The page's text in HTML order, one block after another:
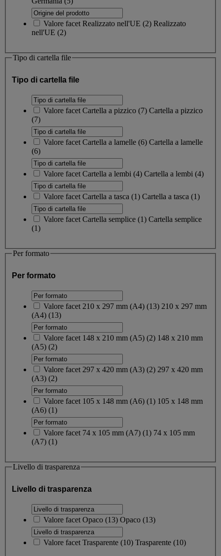
Valore facet Realizzato nell'UE (2) Realizzato
nell'UE (2)
Tipo di cartella file
Tipo di cartella file
Valore facet Cartella a pizzico (7) Cartella a pizzico
(7)
Valore facet Cartella a lamelle (6) Cartella a lamelle
(6)
Valore facet Cartella a lembi (4) Cartella a lembi (4)
Valore facet Cartella a tasca (1) Cartella a tasca (1)
Valore facet Cartella semplice (1) Cartella semplice
(1)
Per formato
Per formato
Valore facet 210 x 297 mm (A4) (13) 210 x 297 mm
(A4) (13)
Valore facet 148 x 210 mm (A5) (2) 148 x 210 mm
(A5) (2)
Valore facet 297 x 420 mm (A3) (2) 297 x 420 mm
(A3) (2)
Valore facet 105 x 148 mm (A6) (1) 105 x 148 mm
(A6) (1)
Valore facet 74 x 105 mm (A7) (1) 74 x 105 mm
(A7) (1)
Livello di trasparenza
Livello di trasparenza
Valore facet Opaco (13) Opaco (13)
Valore facet Trasparente (10) Trasparente (10)